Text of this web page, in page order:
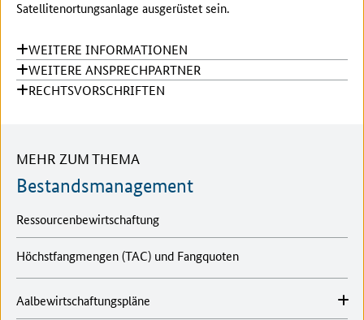
Satellitenortungsanlage ausgerüstet sein.
WEITERE INFORMATIONEN
WEITERE ANSPRECHPARTNER
RECHTSVORSCHRIFTEN
MEHR ZUM THEMA
Bestandsmanagement
Ressourcenbewirtschaftung
Höchstfangmengen (TAC) und Fangquoten
Aalbewirtschaftungspläne